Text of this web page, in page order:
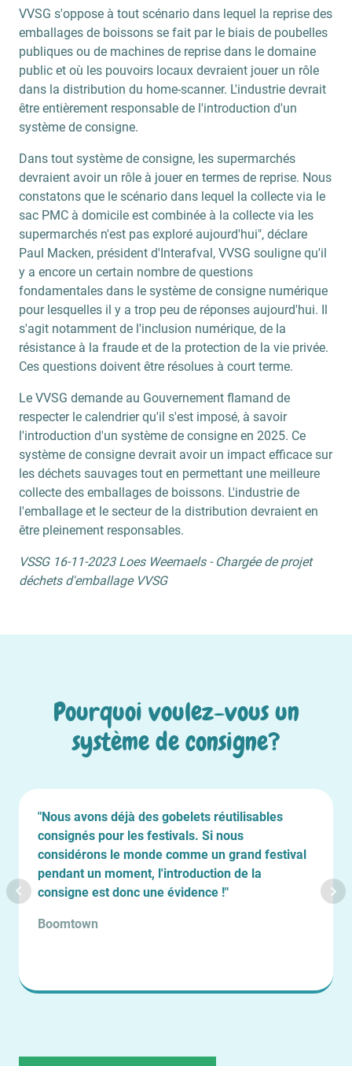
VVSG s'oppose à tout scénario dans lequel la reprise des
emballages de boissons se fait par le biais de poubelles
publiques ou de machines de reprise dans le domaine
public et où les pouvoirs locaux devraient jouer un rôle
dans la distribution du home-scanner. L'industrie devrait
être entièrement responsable de l'introduction d'un
système de consigne.
Dans tout système de consigne, les supermarchés
devraient avoir un rôle à jouer en termes de reprise. Nous
constatons que le scénario dans lequel la collecte via le
sac PMC à domicile est combinée à la collecte via les
supermarchés n'est pas exploré aujourd'hui", déclare
Paul Macken, président d'Interafval, VVSG souligne qu'il
y a encore un certain nombre de questions
fondamentales dans le système de consigne numérique
pour lesquelles il y a trop peu de réponses aujourd'hui. Il
s'agit notamment de l'inclusion numérique, de la
résistance à la fraude et de la protection de la vie privée.
Ces questions doivent être résolues à court terme.
Le VVSG demande au Gouvernement flamand de
respecter le calendrier qu'il s'est imposé, à savoir
l'introduction d'un système de consigne en 2025. Ce
système de consigne devrait avoir un impact efficace sur
les déchets sauvages tout en permettant une meilleure
collecte des emballages de boissons. L'industrie de
l'emballage et le secteur de la distribution devraient en
être pleinement responsables.
VSSG 16-11-2023 Loes Weemaels - Chargée de projet
déchets d'emballage VVSG
Pourquoi voulez-vous un
système de consigne?
"Nous avons déjà des gobelets réutilisables
consignés pour les festivals. Si nous
considérons le monde comme un grand festival
pendant un moment, l'introduction de la
consigne est donc une évidence !"
Boomtown